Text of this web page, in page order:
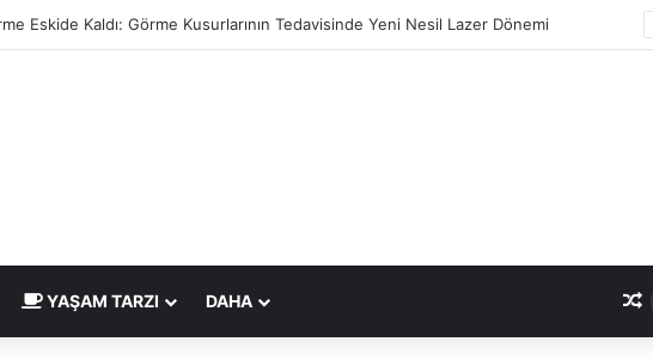
Eskide Kaldı: Görme Kusurlarının Tedavisinde Yeni Nesil Lazer Dönemi
YAŞAM TARZI DAHA